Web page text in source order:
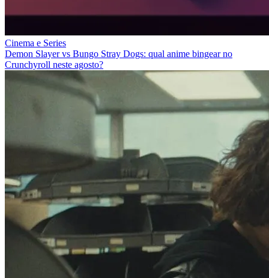
Cinema e Series
Demon Slayer vs Bungo Stray Dogs: qual anime bingear no
Crunchyroll neste agosto?